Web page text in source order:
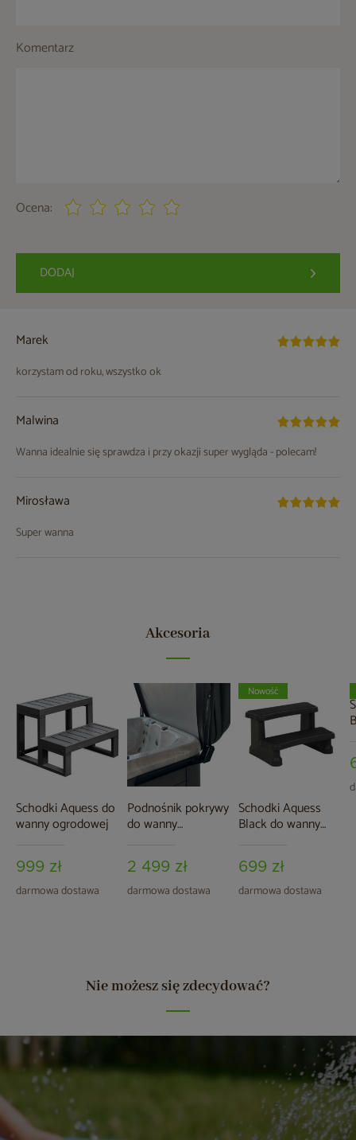
Komentarz
Ocena:
DODAJ
Marek
korzystam od roku, wszystko ok
Malwina
Wanna idealnie się sprawdza i przy okazji super wygląda - polecam!
Mirosława
Super wanna
Akcesoria
Schodki Aquess do
wanny ogrodowej
999 zł
darmowa dostawa
Podnośnik pokrywy
do wanny
2 499 zł
darmowa dostawa
Schodki Aquess
Black do wanny
699 zł
darmowa dostawa
Nowość
Nie możesz się zdecydować?